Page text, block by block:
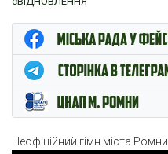
ЦНАП м. Ромни
Неофіційний гімн міста Ромни